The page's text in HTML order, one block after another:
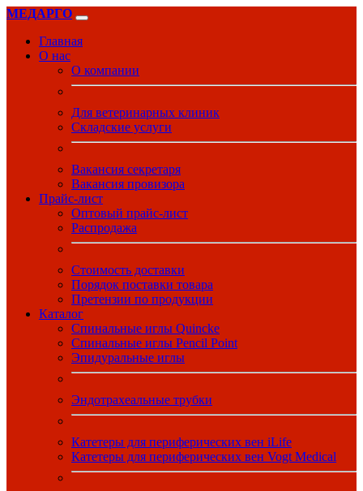
МЕДАРГО
Главная
О нас
О компании
Для ветеринарных клиник
Складские услуги
Вакансия секретаря
Вакансия провизора
Прайс-лист
Оптовый прайс-лист
Распродажа
Стоимость доставки
Порядок поставки товара
Претензии по продукции
Каталог
Спинальные иглы Quincke
Спинальные иглы Pencil Point
Эпидуральные иглы
Эндотрахеальные трубки
Катетеры для периферических вен iLife
Катетеры для периферических вен Vogt Medical